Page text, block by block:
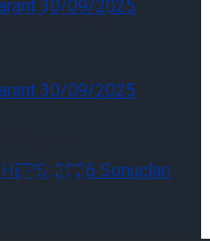
08/2026
08/2026
08/2026